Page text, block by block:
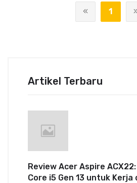
1
Artikel Terbaru
Review Acer Aspire
Core i5 Gen 13 untuk Kerja